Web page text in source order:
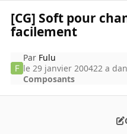
[CG] Soft pour
facilement
Par Fulu
le 29 janvier 200422 a
Composants